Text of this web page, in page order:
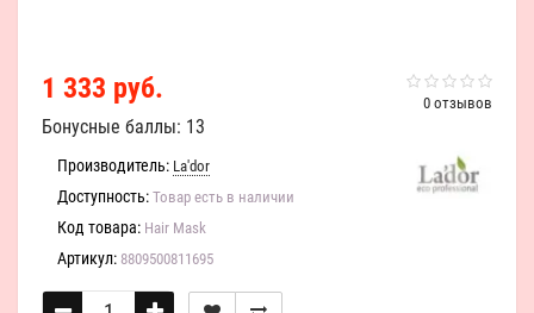
0 отзывов
1 333 руб.
Бонусные баллы: 13
Производитель: La'dor
Доступность: Товар есть в наличии
Код товара: Hair Mask
Артикул: 8809500811695